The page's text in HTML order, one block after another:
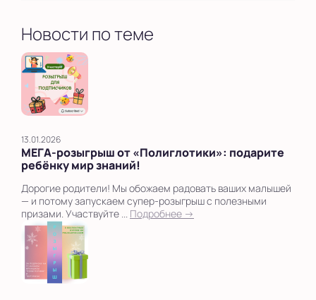
Новости по теме
13.01.2026
МЕГА‑розыгрыш от «Полиглотики»: подарите
ребёнку мир знаний!
Дорогие родители! Мы обожаем радовать ваших малышей
— и потому запускаем супер‑розыгрыш с полезными
призами. Участвуйте ... Подробнее →